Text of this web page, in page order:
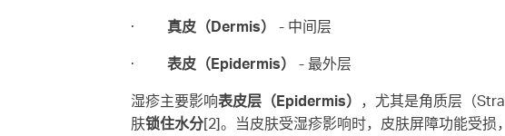
· 真皮（Dermis） - 中间层
· 表皮（Epidermis） - 最外层
湿疹主要影响表皮层（Epidermis） ，尤其是角质层（
肤锁住水分[2]。当皮肤受湿疹影响时，皮肤屏障功能受损